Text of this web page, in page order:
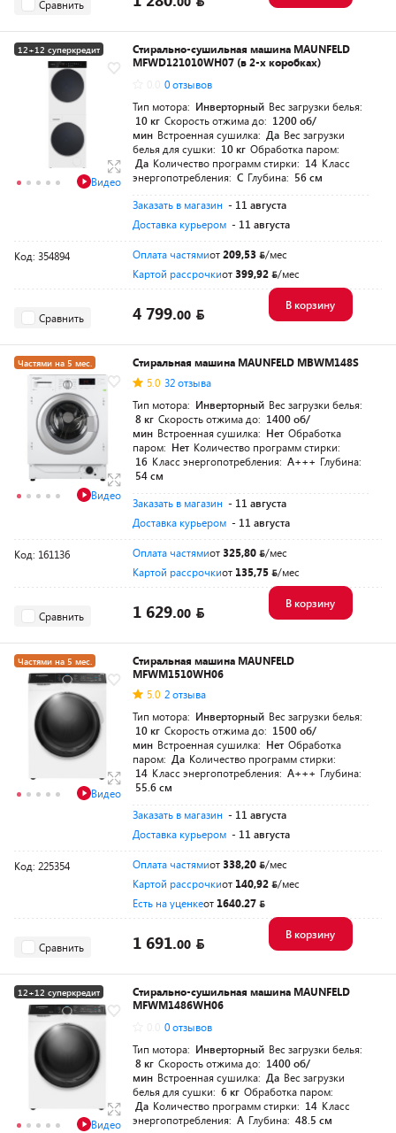
Сравнить
12+12 суперкредит
Видео
Стирально-сушильная машина MAUNFELD
MFWD121010WH07 (в 2-х коробках)
0 отзывов
Тип мотора: Инверторный Вес загрузки белья:
10 кг Скорость отжима до: 1200 об/
мин Встроенная сушилка: Да Вес загрузки
белья для сушки: 10 кг Обработка паром:
Да Количество программ стирки: 14 Класс
энергопотребления: C Глубина: 56 см
Заказать в магазин - 11 августа
Доставка курьером - 11 августа
Код: 354894 Оплата частямиот209,53
/мес
Картой рассрочкиот399,92 /мес
Сравнить 4 799.00
В корзину
Частями на 5 мес.
Видео
Стиральная машина MAUNFELD MBWM148S
5.0 32 отзыва
Тип мотора: Инверторный Вес загрузки белья:
8 кг Скорость отжима до: 1400 об/
мин Встроенная сушилка: Нет Обработка
паром: Нет Количество программ стирки:
16 Класс энергопотребления: A+++ Глубина:
54 см
Заказать в магазин - 11 августа
Доставка курьером - 11 августа
Код: 161136 Оплата частямиот325,80
/мес
Картой рассрочкиот 135,75 /мес
Сравнить 1 629.00
В корзину
Частями на 5 мес.
Видео
Стиральная машина MAUNFELD
MFWM1510WH06
5.0 2 отзыва
Тип мотора: Инверторный Вес загрузки белья:
10 кг Скорость отжима до: 1500 об/
мин Встроенная сушилка: Нет Обработка
паром: Да Количество программ стирки:
14 Класс энергопотребления: A+++ Глубина:
55.6 см
Заказать в магазин - 11 августа
Доставка курьером - 11 августа
Код: 225354 Оплата частямиот338,20
/мес
Картой рассрочкиот 140,92
/мес
Есть на уценкеот 1640.27
Сравнить 1 691.00
В корзину
12+12 суперкредит
Видео
Стирально-сушильная машина MAUNFELD
MFWM1486WH06
0 отзывов
Тип мотора: Инверторный Вес загрузки белья:
8 кг Скорость отжима до: 1400 об/
мин Встроенная сушилка: Да Вес загрузки
белья для сушки: 6 кг Обработка паром:
Да Количество программ стирки: 14 Класс
энергопотребления: A Глубина: 48.5 см